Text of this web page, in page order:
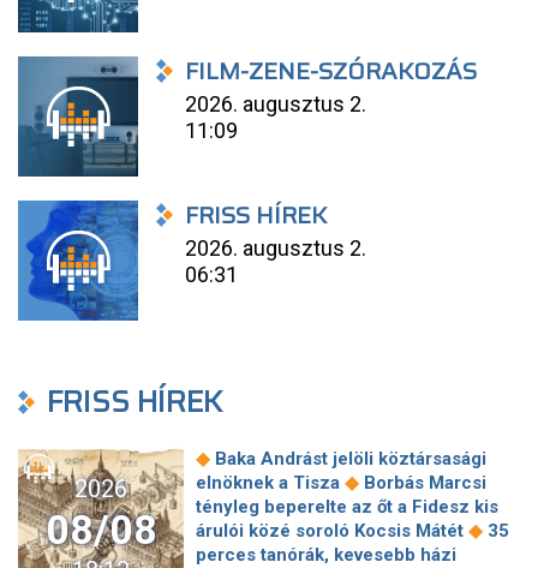
FILM-ZENE-SZÓRAKOZÁS
2026. augusztus 2.
11:09
FRISS HÍREK
2026. augusztus 2.
06:31
FRISS HÍREK
2026
08/08
◆ Baka Andrást jelöli köztársasági
elnöknek a Tisza ◆ Borbás Marcsi
tényleg beperelte az őt a Fidesz kis
árulói közé soroló Kocsis Mátét ◆ 35
perces tanórák, kevesebb házi